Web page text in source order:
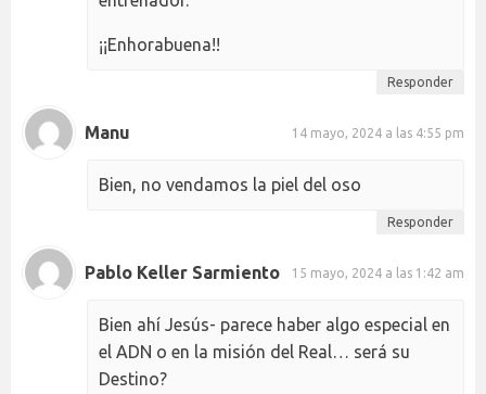
¡¡Enhorabuena!!
Responder
Manu 14 mayo, 2024 a las 4:55 pm
Bien, no vendamos la piel del oso
Responder
Pablo Keller Sarmiento 15 mayo, 2024 a las 1:42 am
Bien ahí Jesús- parece haber algo especial en
el ADN o en la misión del Real… será su
Destino?